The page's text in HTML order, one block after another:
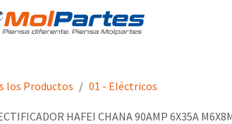
los Productos 01 - Eléctricos
HAFEI CHANA 90AMP 6X35A